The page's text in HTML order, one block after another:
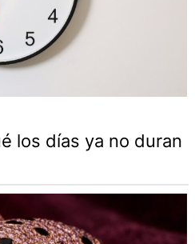
los días ya no duran